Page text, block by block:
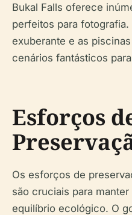
Bukal Falls oferece
perfeitos para
exuberante e as
cenários fantásticos
Esforços
Os esforços de
são cruciais para
equilíbrio ecológico. O